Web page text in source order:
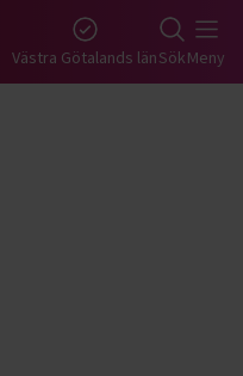
Västra Götalands länSökMeny